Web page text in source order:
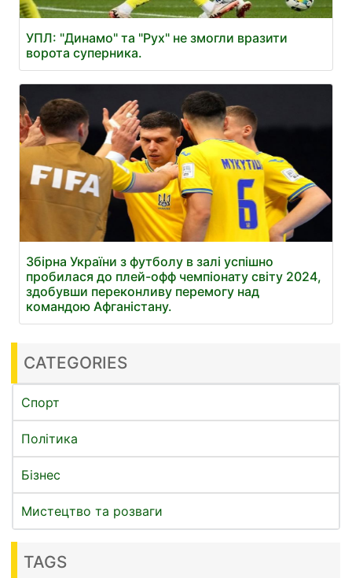
УПЛ: "Динамо" та "Рух" не змогли вразити
ворота суперника.
Збірна України з футболу в залі успішно
пробилася до плей-офф чемпіонату світу 2024,
здобувши переконливу перемогу над
командою Афганістану.
CATEGORIES
Спорт
Політика
Бізнес
Мистецтво та розваги
TAGS